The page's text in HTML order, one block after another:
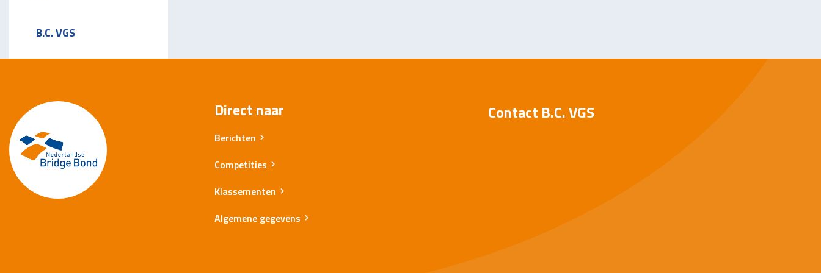
B.C. VGS
Direct naar
Berichten
Competities
Klassementen
Algemene gegevens
Contact B.C. VGS